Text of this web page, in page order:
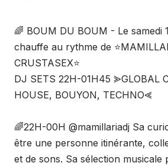
🌈 BOUM DU BOUM - Le samedi
chauffe au rythme de
CRUSTASEX⭐
DJ SETS 22H-01H45 ⪢GLOBAL
HOUSE, BOUYON, TECHNO⪡
🌈22H-00H @mamillariadj Sa
être une personne itinérante,
et de sons. Sa sélection